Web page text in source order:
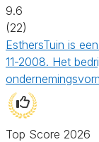
9.6
(22)
EsthersTuin is
11-2008. Het
Top Score 2026